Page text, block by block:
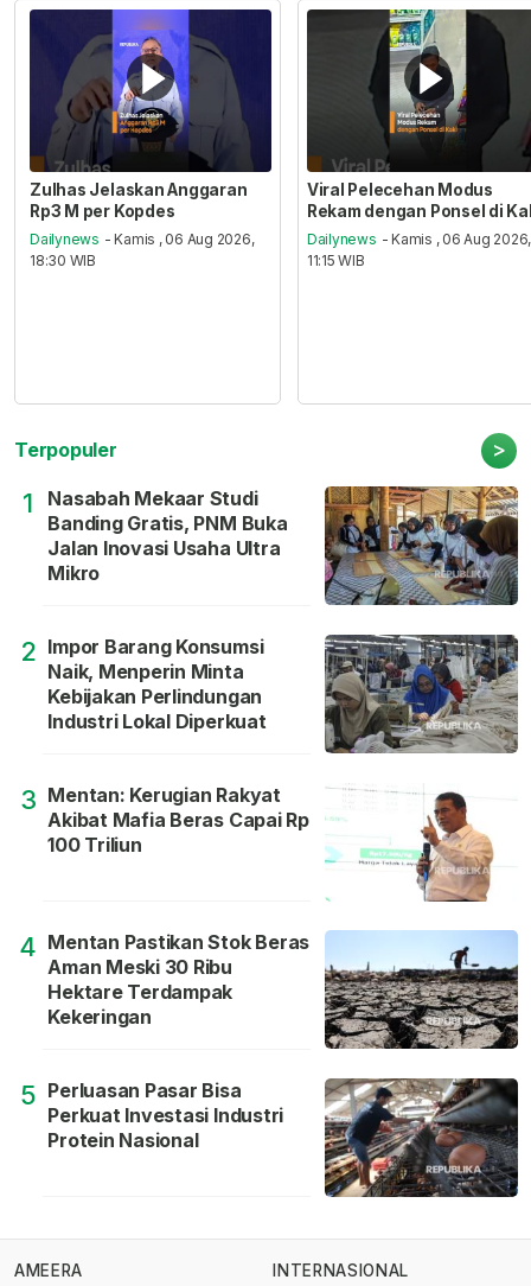
Zulhas Jelaskan Anggaran
Rp3 M per Kopdes
Dailynews - Kamis , 06 Aug 2026,
18:30 WIB
Viral Pelecehan Modus
Rekam dengan Ponsel di
Dailynews - Kamis , 06 Aug 2026,
11:15 WIB
Terpopuler >
1
Nasabah Mekaar Studi
Banding Gratis, PNM Buka
Jalan Inovasi Usaha Ultra
Mikro
2 Impor Barang Konsumsi
Naik, Menperin Minta
Kebijakan Perlindungan
Industri Lokal Diperkuat
3 Mentan: Kerugian Rakyat
Akibat Mafia Beras Capai Rp
100 Triliun
4 Mentan Pastikan Stok Beras
Aman Meski 30 Ribu
Hektare Terdampak
Kekeringan
5 Perluasan Pasar Bisa
Perkuat Investasi Industri
Protein Nasional
AMEERA INTERNASIONAL